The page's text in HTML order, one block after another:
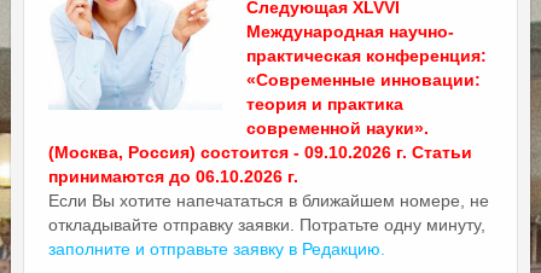
Следующая XLVVI
Международная научно-
практическая конференция:
«Современные инновации:
теория и практика
современной науки».
(Москва, Россия) состоится - 09.10.2026 г. Статьи
принимаются до 06.10.2026 г.
Если Вы хотите напечататься в ближайшем номере, не
откладывайте отправку заявки. Потратьте одну минуту,
заполните и отправьте заявку в Редакцию.